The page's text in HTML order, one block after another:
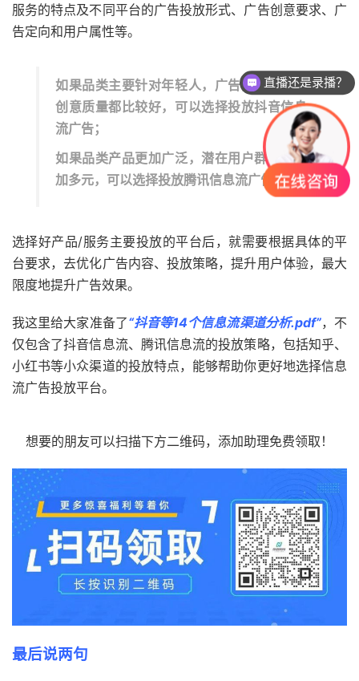
服务的特点及不同平台的广告投放形式、广告创意要求、广
告定向和用户属性等。
如果品类主要针对年轻人，广告内容、素材
创意质量都比较好，可以选择投放抖音信息
流广告；
如果品类产品更加广泛，潜在用户群体也更
加多元，可以选择投放腾讯信息流广告
选择好产品/服务主要投放的平台后，就需要根据具体的平
台要求，去优化广告内容、投放策略，提升用户体验，最大
限度地提升广告效果。
我这里给大家准备了“抖音等14个信息流渠道分析.pdf”，不
仅包含了抖音信息流、腾讯信息流的投放策略，包括知乎、
小红书等小众渠道的投放特点，能够帮助你更好地选择信息
流广告投放平台。
想要的朋友可以扫描下方二维码，添加助理免费领取！
最后说两句
直播还是录播？